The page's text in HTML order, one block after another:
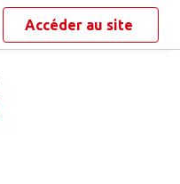
Accéder au site